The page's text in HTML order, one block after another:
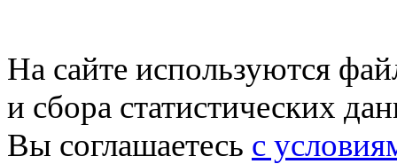
На сайте используются
и сбора статистических
Вы соглашаетесь с